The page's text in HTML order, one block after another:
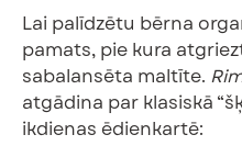
Lai palīdzētu bērna
pamats, pie kura
sabalansēta maltīte.
atgādina par klasiskā
ikdienas ēdienkartē: